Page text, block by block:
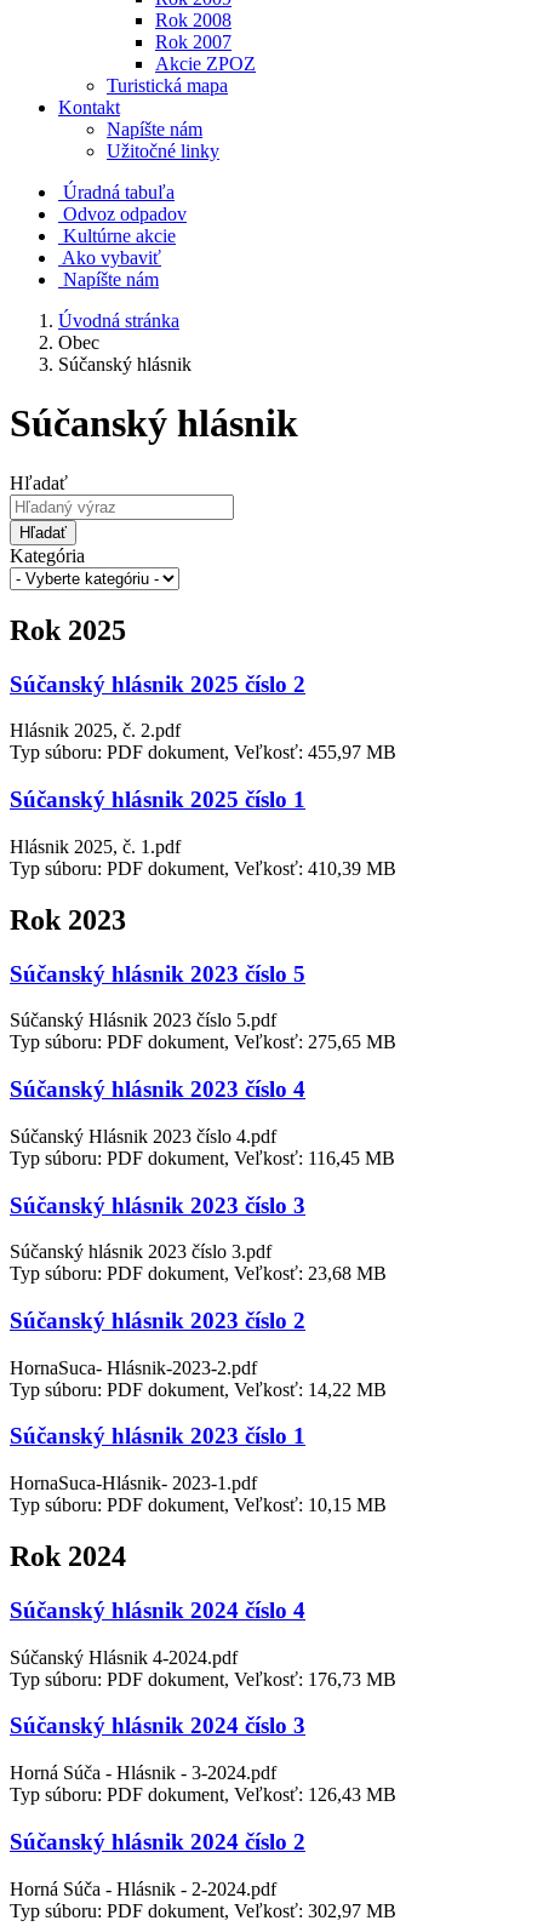
Rok 2008
Rok 2007
Akcie ZPOZ
Turistická mapa
Kontakt
Napíšte nám
Užitočné linky
Úradná tabuľa
Odvoz odpadov
Kultúrne akcie
Ako vybaviť
Napíšte nám
Úvodná stránka
Obec
Súčanský hlásnik
Súčanský hlásnik
Hľadať
Hľadať
Kategória
Rok 2025
Súčanský hlásnik 2025 číslo 2
Hlásnik 2025, č. 2.pdf
Typ súboru: PDF dokument, Veľkosť: 455,97 MB
Súčanský hlásnik 2025 číslo 1
Hlásnik 2025, č. 1.pdf
Typ súboru: PDF dokument, Veľkosť: 410,39 MB
Rok 2023
Súčanský hlásnik 2023 číslo 5
Súčanský Hlásnik 2023 číslo 5.pdf
Typ súboru: PDF dokument, Veľkosť: 275,65 MB
Súčanský hlásnik 2023 číslo 4
Súčanský Hlásnik 2023 číslo 4.pdf
Typ súboru: PDF dokument, Veľkosť: 116,45 MB
Súčanský hlásnik 2023 číslo 3
Súčanský hlásnik 2023 číslo 3.pdf
Typ súboru: PDF dokument, Veľkosť: 23,68 MB
Súčanský hlásnik 2023 číslo 2
HornaSuca- Hlásnik-2023-2.pdf
Typ súboru: PDF dokument, Veľkosť: 14,22 MB
Súčanský hlásnik 2023 číslo 1
HornaSuca-Hlásnik- 2023-1.pdf
Typ súboru: PDF dokument, Veľkosť: 10,15 MB
Rok 2024
Súčanský hlásnik 2024 číslo 4
Súčanský Hlásnik 4-2024.pdf
Typ súboru: PDF dokument, Veľkosť: 176,73 MB
Súčanský hlásnik 2024 číslo 3
Horná Súča - Hlásnik - 3-2024.pdf
Typ súboru: PDF dokument, Veľkosť: 126,43 MB
Súčanský hlásnik 2024 číslo 2
Horná Súča - Hlásnik - 2-2024.pdf
Typ súboru: PDF dokument, Veľkosť: 302,97 MB